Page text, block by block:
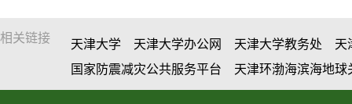
相关链接 天津大学 天津大学办公网 天津大学教务处
天
国家防震减灾公共服务平台
天津环渤海滨海地